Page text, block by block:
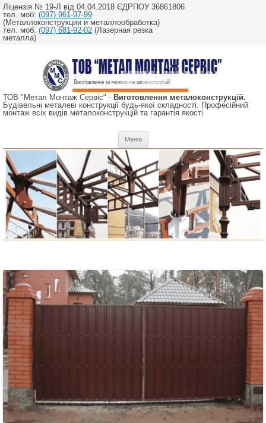
Ліцензія № 19-Л від 04.04.2018 ЄДРПОУ 36861806
тел. моб: (097) 961-97-99
(Металлоконструкции и металлообработка)
тел. моб: (097) 681-92-02 (Лазерная резка
металла)
ТОВ "Метал Монтаж Сервіс" - Виготовлення металоконструкцій.
Будівельні металеві конструкції будь-якої складності. Професійний
монтаж всіх видів металоконструкцій та гарантія якості
Меню
вмісту